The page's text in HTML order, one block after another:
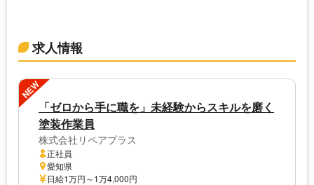
求人情報
NEW
「ゼロから手に職を」未経験からスキルを磨く
塗装作業員
株式会社リペアプラス
正社員
愛知県
日給1万円～1万4,000円